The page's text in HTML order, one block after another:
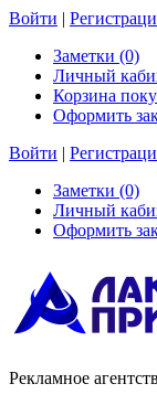
Войти |
Заметки (0)
Личный
Корзина
Оформить
Войти |
Заметки (0)
Личный
Оформить
Рекламное